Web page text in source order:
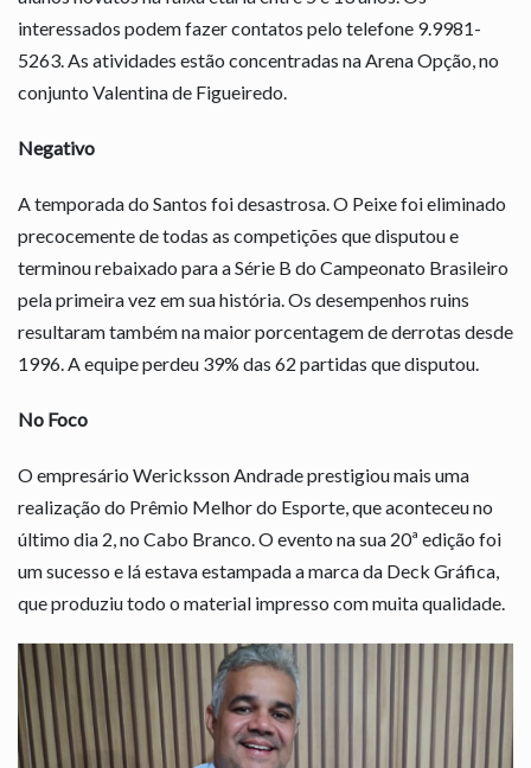
interessados podem fazer contatos pelo telefone 9.9981-
5263. As atividades estão concentradas na Arena Opção, no
conjunto Valentina de Figueiredo.
Negativo
A temporada do Santos foi desastrosa. O Peixe foi eliminado
precocemente de todas as competições que disputou e
terminou rebaixado para a Série B do Campeonato Brasileiro
pela primeira vez em sua história. Os desempenhos ruins
resultaram também na maior porcentagem de derrotas desde
1996. A equipe perdeu 39% das 62 partidas que disputou.
No Foco
O empresário Wericksson Andrade prestigiou mais uma
realização do Prêmio Melhor do Esporte, que aconteceu no
último dia 2, no Cabo Branco. O evento na sua 20ª edição foi
um sucesso e lá estava estampada a marca da Deck Gráfica,
que produziu todo o material impresso com muita qualidade.